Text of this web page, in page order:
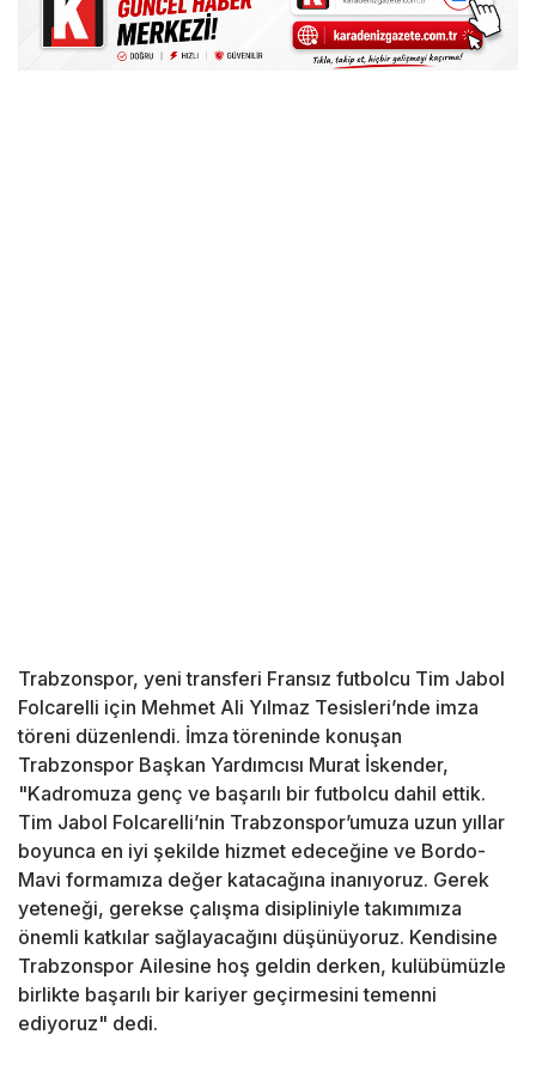
Trabzonspor, yeni transferi Fransız futbolcu Tim Jabol
Folcarelli için Mehmet Ali Yılmaz Tesisleri’nde imza
töreni düzenlendi. İmza töreninde konuşan
Trabzonspor Başkan Yardımcısı Murat İskender,
"Kadromuza genç ve başarılı bir futbolcu dahil ettik.
Tim Jabol Folcarelli’nin Trabzonspor’umuza uzun yıllar
boyunca en iyi şekilde hizmet edeceğine ve Bordo-
Mavi formamıza değer katacağına inanıyoruz. Gerek
yeteneği, gerekse çalışma disipliniyle takımımıza
önemli katkılar sağlayacağını düşünüyoruz. Kendisine
Trabzonspor Ailesine hoş geldin derken, kulübümüzle
birlikte başarılı bir kariyer geçirmesini temenni
ediyoruz" dedi.